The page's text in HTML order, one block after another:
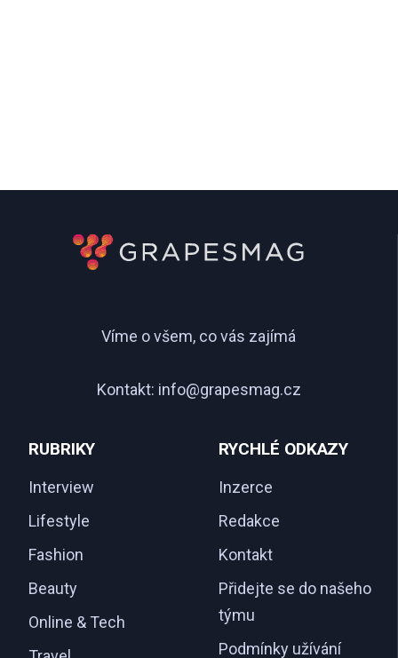
Víme o všem, co vás zajímá
Kontakt: info@grapesmag.cz
RUBRIKY
Interview
Lifestyle
Fashion
Beauty
Online & Tech
RYCHLÉ ODKAZY
Inzerce
Redakce
Kontakt
Přidejte se do našeho
týmu
Podmínky užívání